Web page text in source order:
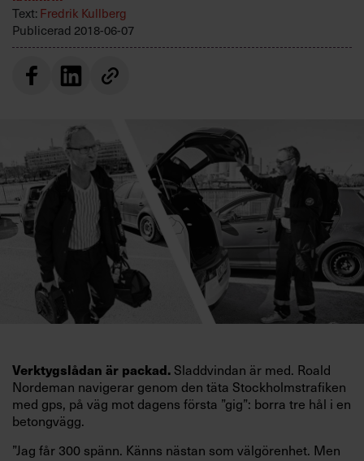
Logga in
Prenumerera
Text:Fredrik Kullberg
Publicerad 2018-06-07
Verktygslådan är packad. Sladdvindan är med. Roald
Nordeman navigerar genom den täta Stockholmstrafiken
med gps, på väg mot dagens första ”gig”: borra tre hål i en
betongvägg.
”Jag får 300 spänn. Känns nästan som välgörenhet. Men